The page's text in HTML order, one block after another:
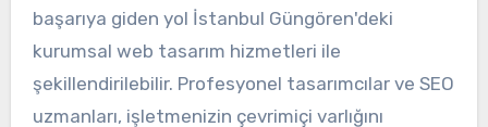
başarıya giden yol İstanbul Güngören'deki
kurumsal web tasarım hizmetleri ile
şekillendirilebilir. Profesyonel tasarımcılar ve SEO
uzmanları, işletmenizin çevrimiçi varlığını